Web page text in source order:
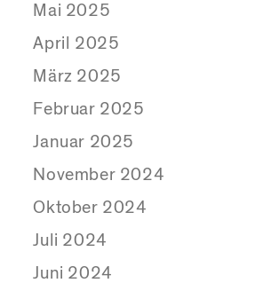
Mai 2025
April 2025
März 2025
Februar 2025
Januar 2025
November 2024
Oktober 2024
Juli 2024
Juni 2024